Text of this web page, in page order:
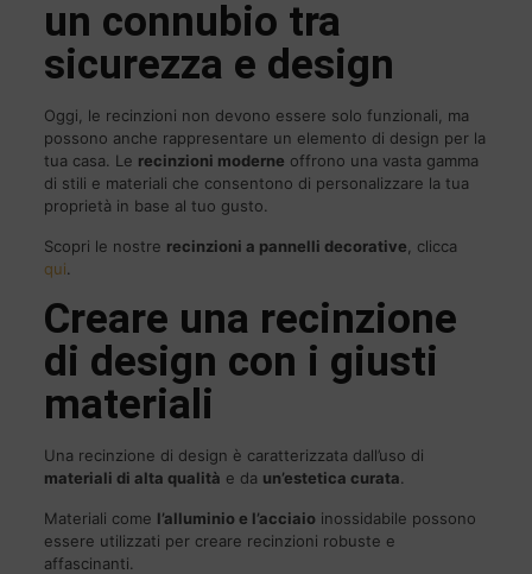
un connubio tra
sicurezza e design
Oggi, le recinzioni non devono essere solo funzionali, ma
possono anche rappresentare un elemento di design per la
tua casa. Le recinzioni moderne offrono una vasta gamma
di stili e materiali che consentono di personalizzare la tua
proprietà in base al tuo gusto.
Scopri le nostre recinzioni a pannelli decorative , clicca
qui
Creare una recinzione
di design con i giusti
materiali
Una recinzione di design è caratterizzata dall’uso di
materiali di alta qualità e da un’estetica curata
Materiali come l’alluminio e l’acciaioinossidabile possono
essere utilizzati per creare recinzioni robuste e
affascinanti.